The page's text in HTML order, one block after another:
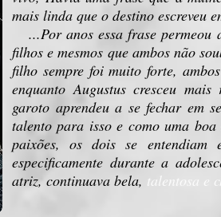
mais linda que o destino escreveu
...Por anos essa frase permeou
filhos e mesmos que ambos não
filho sempre foi muito forte,
enquanto Augustus cresceu
garoto aprendeu a se fechar em
talento para isso e como uma
paixões, os dois se entendiam
especificamente durante a
atriz, continuava bela, talentosa e